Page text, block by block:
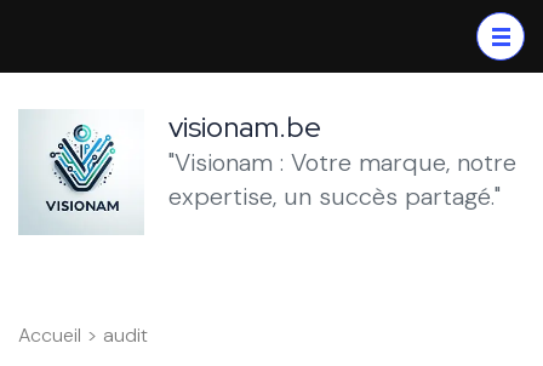
contenu
(Pressez
Entrée)
visionam.be
"Visionam : Votre marque, notre
expertise, un succès partagé."
Accueil > audit